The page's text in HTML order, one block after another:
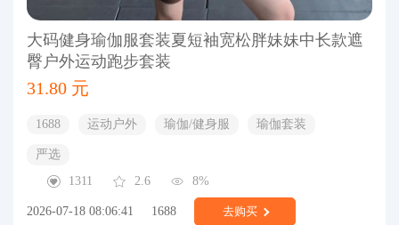
大码健身瑜伽服套装夏短袖宽松胖妹妹中长款遮
臀户外运动跑步套装
31.80 元
1688 运动户外 瑜伽/健身服 瑜伽套装
严选
1311
2.6 8%
2026-07-18 08:06:41 1688 去购买